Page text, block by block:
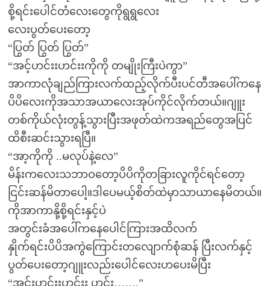
စို့ရင်းပေါင်တံလေးတွေကိုရွရွလေး
လေးပွတ်ပေးတော့
“ပြွတ် ပြွတ် ပြွတ်”
“အင့်ဟင်းးဟင်းးကိုကို တမျိုးကြီးပဲကွာ”
အာကာလုံချည်ကြားလက်ထည့်လိုက်ပီးပင်တီအပေါ်ကနေ
ပိပိလေးကိုအသာအယာလေးအုပ်ကိုင်လိုက်တယ်။ဂျူး
တစ်ကိုယ်လုံးတွန့်သွားပြီးအဖုတ်ထဲကအရည်တွေအပြင်
ထိစီးဆင်းသွားရပြီ။
“အာ့ကိုကို ..မလုပ်နဲ့လေ”
မိန်းကလေးသဘာဝတော့ပိပိကိုတခြားလူကိုင်ရင်တော့
ငြင်းဆန်မိတာပေါ့။ဒါပေမယ့်စိတ်ထဲမှာသာယာနေမိတယ်။
ကိုအာကာနို့စို့ရင်းနှင့်ပဲ
အတွင်းခံအပေါ်ကနေပေါင်ကြားအထိလက်
နှိုက်ရင်းပိပိအကွဲကြောင်းတလျောက်စုံဆန် ပြီးလက်နှင့်
ပွတ်ပေးတော့ဂျူးလည်းပေါင်လေးဟပေးမိပြီး
“အင်းဟင်းးဟင်းး ဟင်း…….”